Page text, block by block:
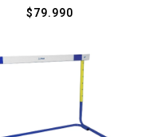
$79.990